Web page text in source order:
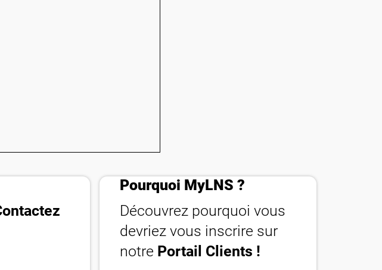
important_devices
Pourquoi MyLNS ?
Découvrez pourquoi vous
devriez vous inscrire sur
notre Portail Clients !